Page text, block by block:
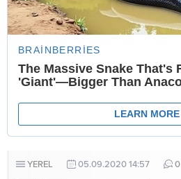
YEREL 05.09.2020 14:57 0